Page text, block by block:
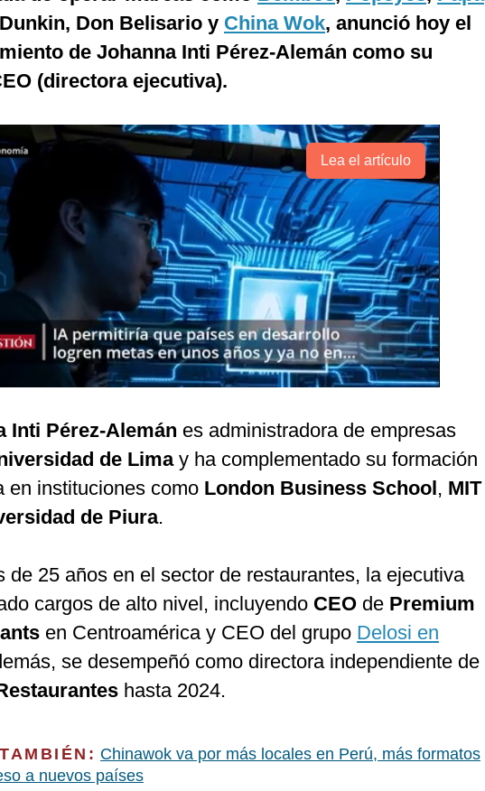
Don Belisario y China Wok, anunció hoy el
de Johanna Inti Pérez-Alemán como su
(directora ejecutiva).
Lea el artículo
Inti Pérez-Alemán es administradora de empresas
de Lima y ha complementado su formación
en instituciones como London Business School, MIT
de Piura.
de 25 años en el sector de restaurantes, la ejecutiva
cargos de alto nivel, incluyendo CEO de Premium
en Centroamérica y CEO del grupo Delosi en
se desempeñó como directora independiente de
hasta 2024.
Chinawok va por más locales en Perú, más formatos
a nuevos países